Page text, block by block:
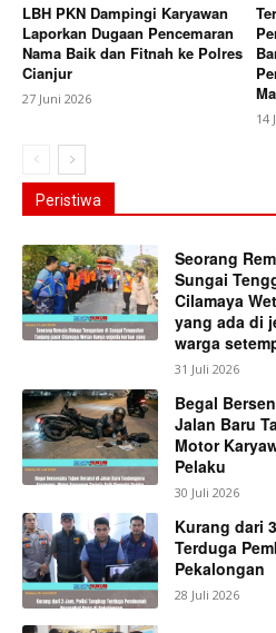
LBH PKN Dampingi Karyawan
Laporkan Dugaan Pencemaran
Nama Baik dan Fitnah ke Polres
Cianjur
27 Juni 2026
14
Peristiwa
Seorang
Sungai
Cilamaya
yang ada di
warga
31 Juli 2026
Begal
Jalan Baru
Motor
Pelaku
30 Juli 2026
Kurang dari
Terduga
Pekalongan
28 Juli 2026